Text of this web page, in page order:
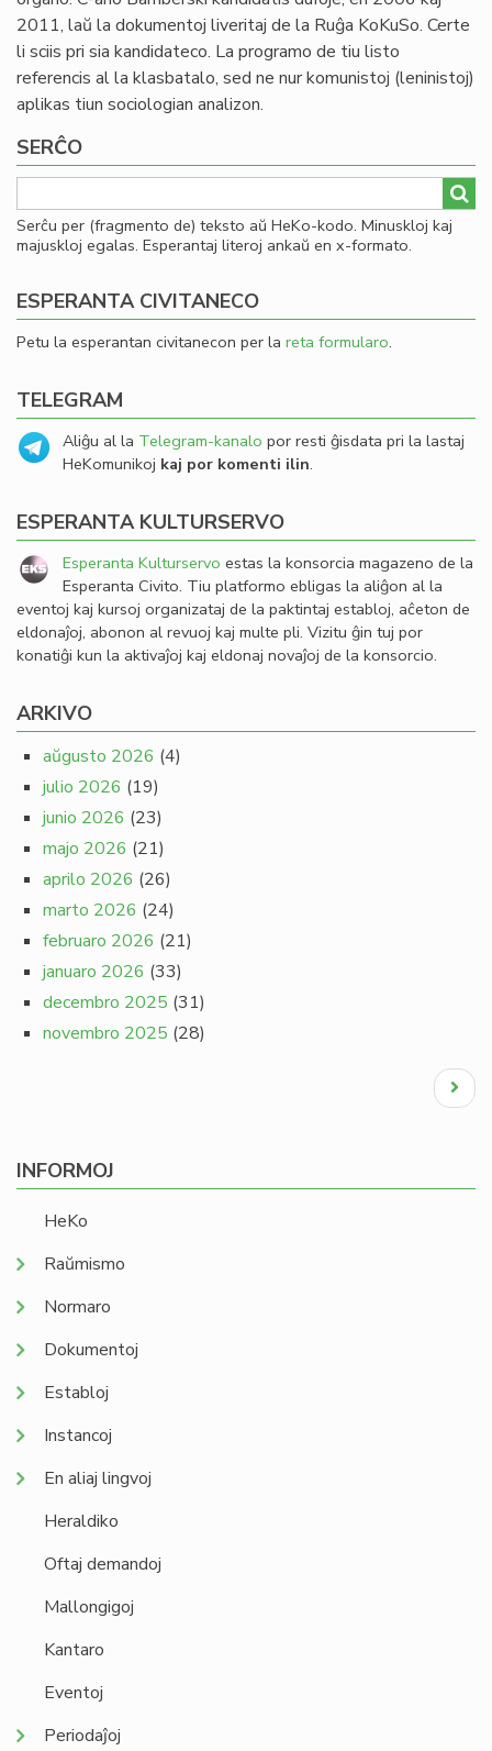
2011, laŭ la dokumentoj liveritaj de la Ruĝa KoKuSo. Certe
li sciis pri sia kandidateco. La programo de tiu listo
referencis al la klasbatalo, sed ne nur komunistoj (leninistoj)
aplikas tiun sociologian analizon.
SERĈO
Serĉu per (fragmento de) teksto aŭ HeKo-kodo. Minuskloj kaj
majuskloj egalas. Esperantaj literoj ankaŭ en x-formato.
ESPERANTA CIVITANECO
Petu la esperantan civitanecon per la reta formularo.
TELEGRAM
Aliĝu al la Telegram-kanalo por resti ĝisdata pri la lastaj
HeKomunikoj kaj por komenti ilin.
ESPERANTA KULTURSERVO
Esperanta Kulturservo estas la konsorcia magazeno de la
Esperanta Civito. Tiu platformo ebligas la aliĝon al la
eventoj kaj kursoj organizataj de la paktintaj establoj, aĉeton de
eldonaĵoj, abonon al revuoj kaj multe pli. Vizitu ĝin tuj por
konatiĝi kun la aktivaĵoj kaj eldonaj novaĵoj de la konsorcio.
ARKIVO
aŭgusto 2026 (4)
julio 2026 (19)
junio 2026 (23)
majo 2026 (21)
aprilo 2026 (26)
marto 2026 (24)
februaro 2026 (21)
januaro 2026 (33)
decembro 2025 (31)
novembro 2025 (28)
Next
page
INFORMOJ
HeKo
Raŭmismo
Normaro
Dokumentoj
Establoj
Instancoj
En aliaj lingvoj
Heraldiko
Oftaj demandoj
Mallongigoj
Kantaro
Eventoj
Periodaĵoj